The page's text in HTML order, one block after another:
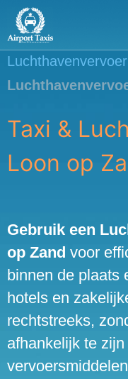
Skip
content
Taxi &
Loon op
Gebruik een
op Zand voor
binnen de plaats
hotels en
rechtstreeks,
afhankelijk te